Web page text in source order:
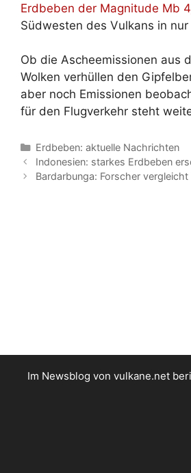
Erdbeben der Magnitude Mb
Südwesten des Vulkans in
Ob die Ascheemissionen aus
Wolken verhüllen den
aber noch Emissionen
für den Flugverkehr steht
Kategorien
Erdbeben: aktuelle Nachrichten
Indonesien: starkes Erdbeben
Bardarbunga: Forscher
Im Newsblog von vulkane.net